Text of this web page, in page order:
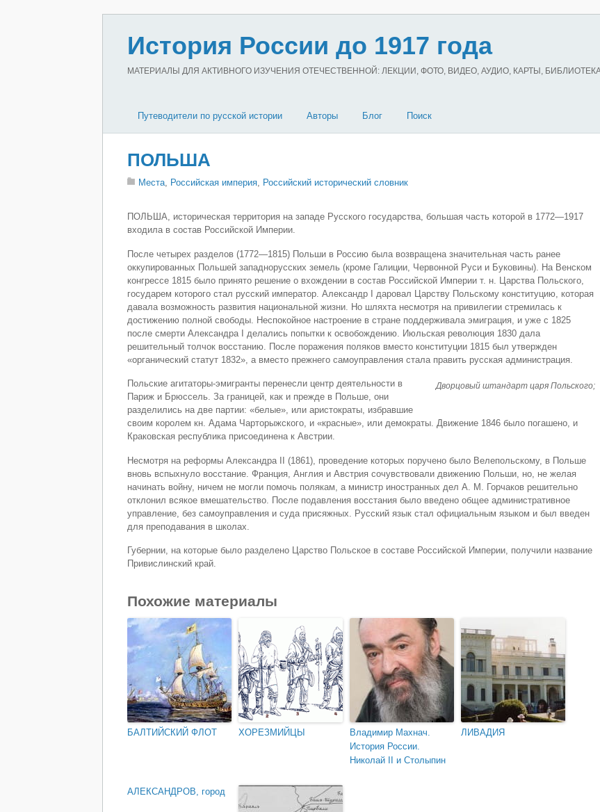
История России до 1917 года
МАТЕРИАЛЫ ДЛЯ АКТИВНОГО ИЗУЧЕНИЯ ОТЕЧЕСТВЕННОЙ: ЛЕКЦИИ, ФОТО, ВИДЕО, АУДИО, КАРТЫ,
Путеводители по русской истории Авторы Блог Поиск
ПОЛЬША
Места, Российская империя, Российский исторический словник
ПОЛЬША, историческая территория на западе Русского государства, большая часть которой в 1772—1917
входила в состав Российской Империи.
После четырех разделов (1772—1815) Польши в Россию была возвращена значительная часть ранее
оккупированных Польшей западнорусских земель (кроме Галиции, Червонной Руси и Буковины). На Венском
конгрессе 1815 было принято решение о вхождении в состав Российской Империи т. н. Царства Польского,
государем которого стал русский император. Александр I даровал Царству Польскому конституцию, которая
давала возможность развития национальной жизни. Но шляхта несмотря на привилегии стремилась к
достижению полной свободы. Неспокойное настроение в стране поддерживала эмиграция, и уже с 1825
после смерти Александра I делались попытки к освобождению. Июльская революция 1830 дала
решительный толчок восстанию. После поражения поляков вместо конституции 1815 был утвержден
«органический статут 1832», а вместо прежнего самоуправления стала править русская администрация.
Дворцовый штандарт царя Польского;
Польские агитаторы-эмигранты перенесли центр деятельности в
Париж и Брюссель. За границей, как и прежде в Польше, они
разделились на две партии: «белые», или аристократы, избравшие
своим королем кн. Адама Чарторыжского, и «красные», или демократы. Движение 1846 было погашено, и
Краковская республика присоединена к Австрии.
Несмотря на реформы Александра II (1861), проведение которых поручено было Велепольскому, в Польше
вновь вспыхнуло восстание. Франция, Англия и Австрия сочувствовали движению Польши, но, не желая
начинать войну, ничем не могли помочь полякам, а министр иностранных дел А. М. Горчаков решительно
отклонил всякое вмешательство. После подавления восстания было введено общее административное
управление, без самоуправления и суда присяжных. Русский язык стал официальным языком и был введен
для преподавания в школах.
Губернии, на которые было разделено Царство Польское в составе Российской Империи, получили название
Привислинский край.
Похожие материалы
БАЛТИЙСКИЙ ФЛОТ ХОРЕЗМИЙЦЫ
Владимир Махнач.
История России.
Николай II и Столыпин
ЛИВАДИЯ
АЛЕКСАНДРОВ, город